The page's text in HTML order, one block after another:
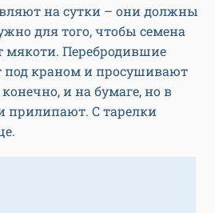
на сутки – они должны
для того, чтобы семена
мякоти. Перебродившие
краном и просушивают
и на бумаге, но в
прилипают. С тарелки